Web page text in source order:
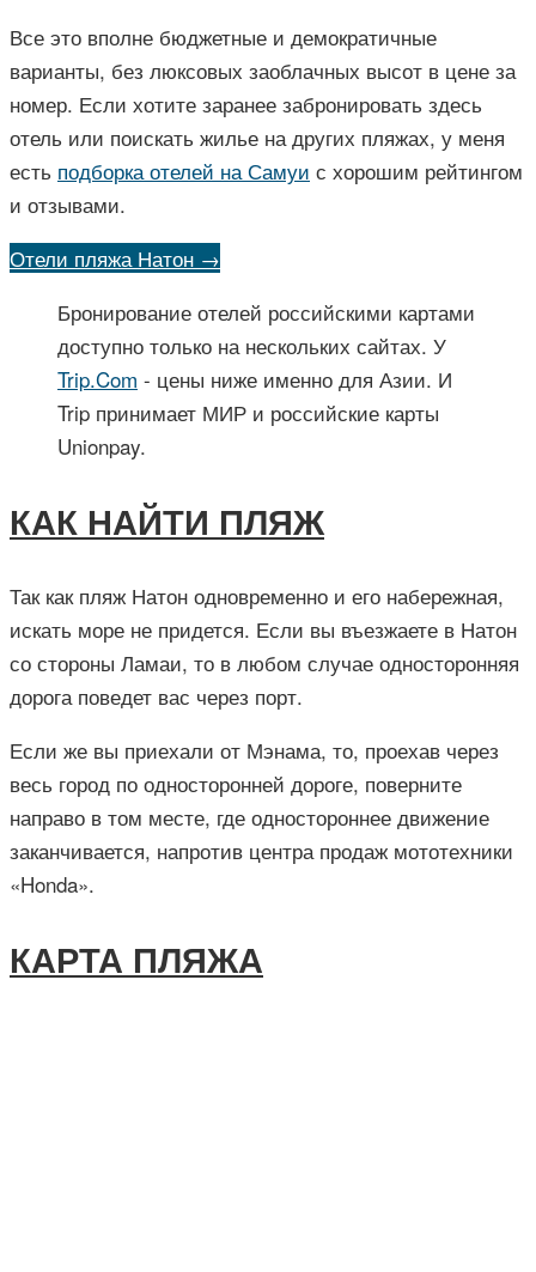
Все это вполне бюджетные и демократичные
варианты, без люксовых заоблачных высот в цене за
номер. Если хотите заранее забронировать здесь
отель или поискать жилье на других пляжах, у меня
есть подборка отелей на Самуи с хорошим рейтингом
и отзывами.
Отели пляжа Натон →
Бронирование отелей российскими картами
доступно только на нескольких сайтах. У
Trip.Com - цены ниже именно для Азии. И
Trip принимает МИР и российские карты
Unionpay.
КАК НАЙТИ ПЛЯЖ
Так как пляж Натон одновременно и его набережная,
искать море не придется. Если вы въезжаете в Натон
со стороны Ламаи, то в любом случае односторонняя
дорога поведет вас через порт.
Если же вы приехали от Мэнама, то, проехав через
весь город по односторонней дороге, поверните
направо в том месте, где одностороннее движение
заканчивается, напротив центра продаж мототехники
«Honda».
КАРТА ПЛЯЖА